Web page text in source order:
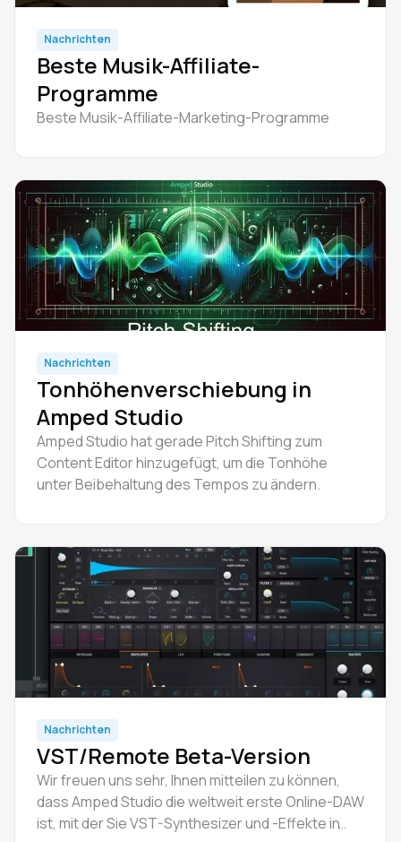
Nachrichten
Beste Musik-Affiliate-
Programme
Beste Musik-Affiliate-Marketing-Programme
Nachrichten
Tonhöhenverschiebung in
Amped Studio
Amped Studio hat gerade Pitch Shifting zum
Content Editor hinzugefügt, um die Tonhöhe
unter Beibehaltung des Tempos zu ändern.
Nachrichten
VST/Remote Beta-Version
Wir freuen uns sehr, Ihnen mitteilen zu können,
dass Amped Studio die weltweit erste Online-DAW
ist, mit der Sie VST-Synthesizer und -Effekte in